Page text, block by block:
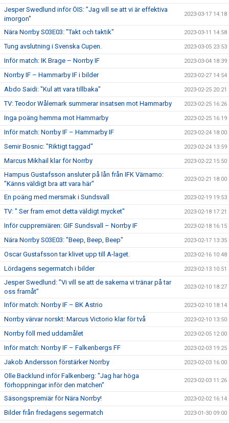
Jesper Swedlund inför ÖIS: ”Jag vill se att vi är effektiva
imorgon"
2023-03-17 14:18
Nära Norrby S03E03: "Takt och taktik" 2023-03-11 14:58
Tung avslutning i Svenska Cupen. 2023-03-05 23:53
Inför match: IK Brage – Norrby IF 2023-03-04 18:39
Norrby IF – Hammarby IF i bilder 2023-02-27 14:54
Abdo Saidi: "Kul att vara tillbaka" 2023-02-25 20:21
TV: Teodor Wålemark summerar insatsen mot Hammarby 2023-02-25 16:26
Inga poäng hemma mot Hammarby 2023-02-25 16:19
Inför match: Norrby IF – Hammarby IF 2023-02-24 18:00
Semir Bosnic: "Riktigt taggad" 2023-02-24 13:59
Marcus Mikhail klar för Norrby 2023-02-22 15:50
Hampus Gustafsson ansluter på lån från IFK Värnamo:
"Känns väldigt bra att vara här"
2023-02-21 18:00
En poäng med mersmak i Sundsvall 2023-02-19 19:53
TV: " Ser fram emot detta väldigt mycket" 2023-02-18 17:21
Inför cuppremiären: GIF Sundsvall – Norrby IF 2023-02-18 16:15
Nära Norrby S03E03: "Beep, Beep, Beep" 2023-02-17 13:35
Oscar Gustafsson tar klivet upp till A-laget. 2023-02-16 10:48
Lördagens segermatch i bilder 2023-02-13 10:51
Jesper Swedlund: ”Vi vill se att de sakerna vi tränar på tar
oss framåt”
2023-02-10 18:27
Inför match: Norrby IF – BK Astrio 2023-02-10 18:14
Norrby värvar norskt: Marcus Victorio klar för två 2023-02-10 13:50
Norrby föll med uddamålet 2023-02-05 12:00
Inför match: Norrby IF – Falkenbergs FF 2023-02-03 19:25
Jakob Andersson förstärker Norrby 2023-02-03 16:00
Olle Backlund inför Falkenberg: "Jag har höga
förhoppningar inför den matchen"
2023-02-03 11:26
Säsongspremiär för Nära Norrby! 2023-02-02 16:14
Bilder från fredagens segermatch 2023-01-30 09:00